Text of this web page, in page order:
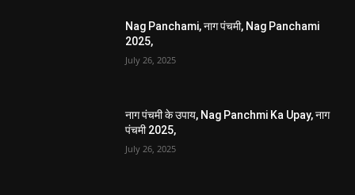
Nag Panchami, नाग पंचमी, Nag Panchami
2025,
July 26, 2025
नाग पंचमी के उपाय, Nag Panchmi Ka Upay, नाग
पंचमी 2025,
July 26, 2025